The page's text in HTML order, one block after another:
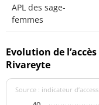
APL des sage-
femmes
Evolution de
Rivareyte
Source : indicateur